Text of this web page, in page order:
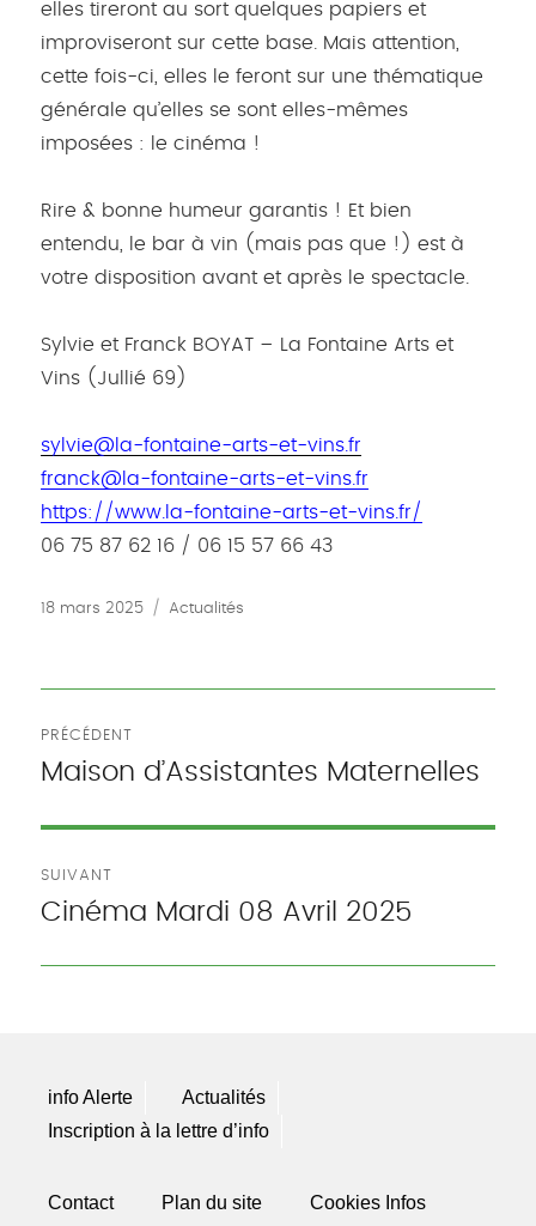
elles tireront au sort quelques papiers et
improviseront sur cette base. Mais attention,
cette fois-ci, elles le feront sur une thématique
générale qu’elles se sont elles-mêmes
imposées : le cinéma !
Rire & bonne humeur garantis ! Et bien
entendu, le bar à vin (mais pas que !) est à
votre disposition avant et après le spectacle.
Sylvie et Franck BOYAT – La Fontaine Arts et
Vins (Jullié 69)
sylvie@la-fontaine-arts-et-vins.fr
franck@la-fontaine-arts-et-vins.fr
https://www.la-fontaine-arts-et-vins.fr/
06 75 87 62 16 / 06 15 57 66 43
Publié
18 mars 2025 Catégories
Actualités
de
PRÉCÉDENT
Publication
Maison d’Assistantes Maternelles
SUIVANT
Publication
Cinéma Mardi 08 Avril 2025
info Alerte
Actualités
Inscription à la lettre d’info
Contact Plan du site
Cookies Infos